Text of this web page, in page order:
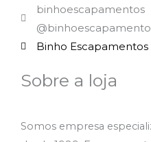
binhoescapamentos
Binho Escapamentos
Sobre a loja
Somos empresa